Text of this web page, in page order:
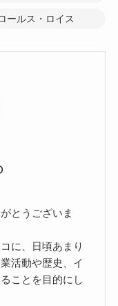
ールス・ロイス
とうございま
に、日頃あまり
活動や歴史、イ
ことを目的にし